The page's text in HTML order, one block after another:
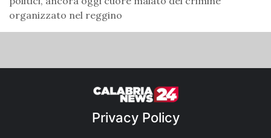
organizzato nel reggino
Privacy Policy